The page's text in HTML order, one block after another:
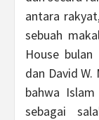
antara
sebuah
House
dan David
bahwa
sebagai